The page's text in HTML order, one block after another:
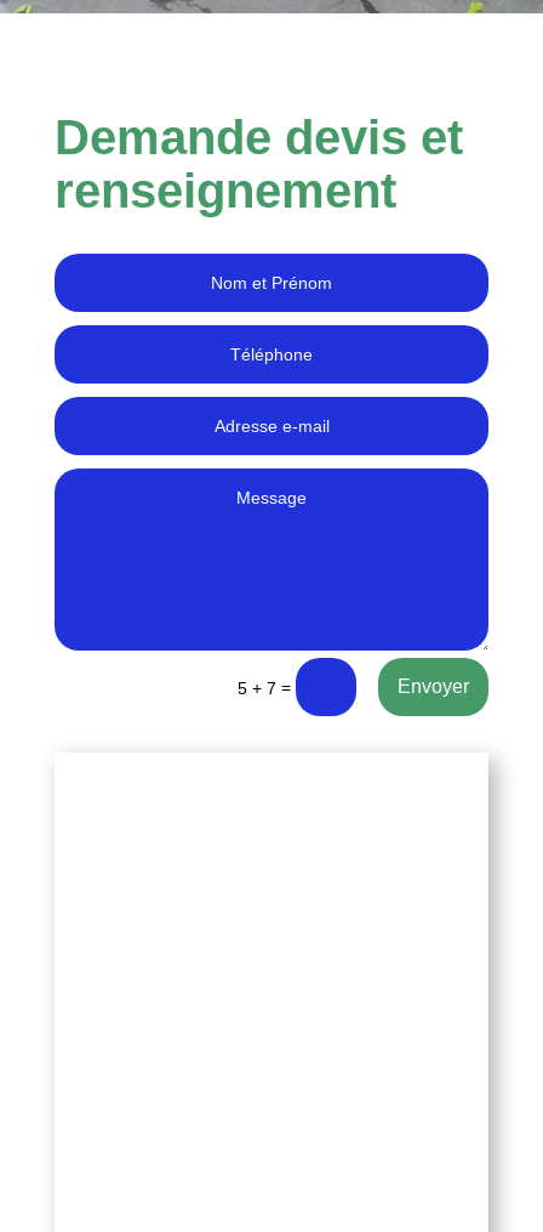
Demande devis et
renseignement
5 + 7 = Envoyer